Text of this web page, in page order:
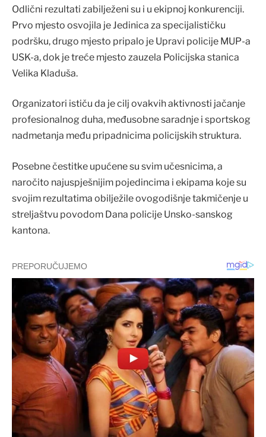
Odlični rezultati zabilježeni su i u ekipnoj konkurenciji.
Prvo mjesto osvojila je Jedinica za specijalističku
podršku, drugo mjesto pripalo je Upravi policije MUP-a
USK-a, dok je treće mjesto zauzela Policijska stanica
Velika Kladuša.
Organizatori ističu da je cilj ovakvih aktivnosti jačanje
profesionalnog duha, međusobne saradnje i sportskog
nadmetanja među pripadnicima policijskih struktura.
Posebne čestitke upućene su svim učesnicima, a
naročito najuspješnijim pojedincima i ekipama koje su
svojim rezultatima obilježile ovogodišnje takmičenje u
streljaštvu povodom Dana policije Unsko-sanskog
kantona.